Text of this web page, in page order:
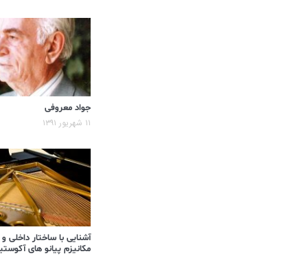
جواد معروفی
۱۱ شهریور ۱۳۹۱
آشنایی با ساختار داخلی و
مکانیزم پیانو های